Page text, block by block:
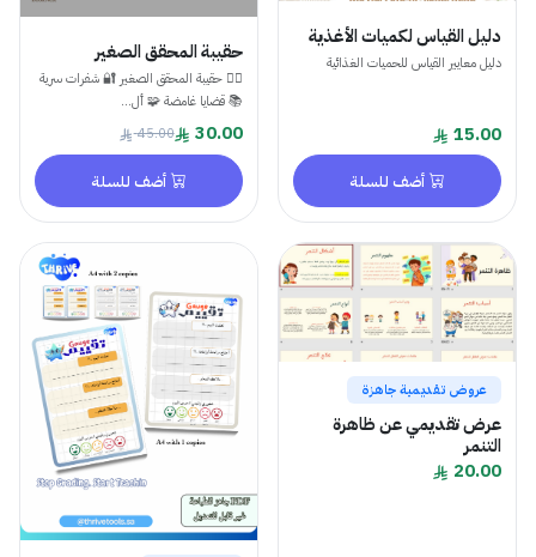
دليل القياس لكميات الأغذية
دليل معايير القياس للحميات الغذائية
15.00
أضف للسلة
حقيبة المحقق الصغير
🕵️‍♂️ حقيبة المحقق الصغير 🔐 شفرات سرية
📚 قضايا غامضة 🧩 أل...
30.00
45.00
أضف للسلة
عروض تقديمية جاهزة
عرض تقديمي عن ظاهرة
التنمر
20.00